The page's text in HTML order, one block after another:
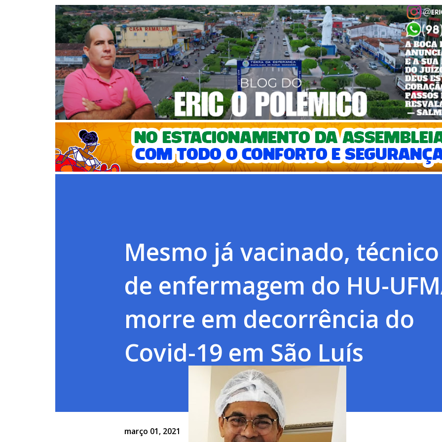
Pular para o conteúdo principal
Mesmo já vacinado, técnico
de enfermagem do HU-
morre em decorrência do
Covid-19 em São Luís
março 01, 2021